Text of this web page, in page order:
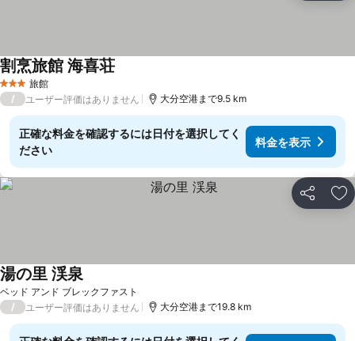
3 ホテルのランク
旅館
割烹旅館 海喜荘
/ ユーザー評価はありません 大分空港まで9.5 km
正確な料金を確認するには日付を選択してく
ださい
料金を表示
シェア お
ベッド アンド ブレックファスト
湯の里 渓泉
/ ユーザー評価はありません 大分空港まで19.8 km